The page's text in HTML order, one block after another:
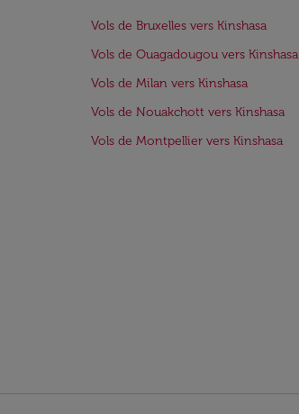
Vols de Bruxelles vers Kinshasa
Vols de Ouagadougou vers Kinshasa
Vols de Milan vers Kinshasa
Vols de Nouakchott vers Kinshasa
Vols de Montpellier vers Kinshasa